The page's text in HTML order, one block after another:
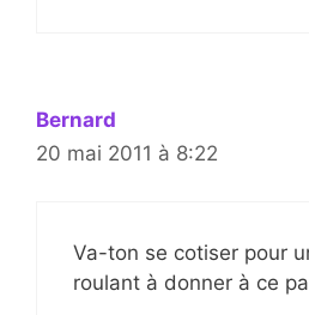
Bernard
20 mai 2011 à 8:22
Va-ton se cotiser pour
roulant à donner à ce